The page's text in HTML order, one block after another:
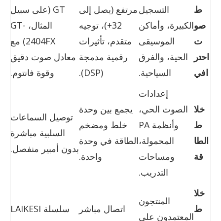
ط
صو
ت
احتر
افي
التسجيل
الكبيرة، وأماكن
الموسيقى
الحية، والفرق
السياحية.
مرتفع (يصل إلى
32+)، توجيه
متقدم، تأثيرات
رقمية مدمجة
(DSP).
GT (على سبيل
المثال، GT-
2404FX) مع
معادل صوت دقيق
وقوة فانتوم.
خلا
ط
الطا
قة
إعدادات
الصوت الحي،
وأنظمة PA
المحمولة،
ومساحات
التدريب.
يجمع بين وحدة
خلط ومضخم
الطاقة في وحدة
واحدة.
توصيل السماعات
السلبية مباشرة
بدون أمبير منفصل.
خلا
ط
المنتجون
المعتمدون على
اتصال مباشر
سلسلة LAIKESI